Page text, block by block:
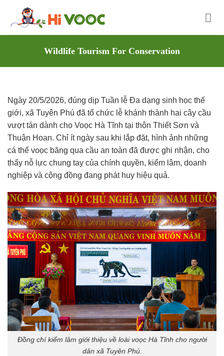
content
Wildlife Tourism For Conservation
Ngày 20/5/2026, đúng dịp Tuần lễ Đa dạng sinh học thế
giới, xã Tuyên Phú đã tổ chức lễ khánh thành hai cây cầu
vượt tán dành cho Voọc Hà Tĩnh tại thôn Thiết Sơn và
Thuận Hoan. Chỉ ít ngày sau khi lắp đặt, hình ảnh những
cá thể voọc băng qua cầu an toàn đã được ghi nhận, cho
thấy nỗ lực chung tay của chính quyền, kiểm lâm, doanh
nghiệp và cộng đồng đang phát huy hiệu quả.
Đồng chí kiểm lâm giới thiệu về loài voọc Hà Tĩnh cho người
dân xã Tuyên Phú.